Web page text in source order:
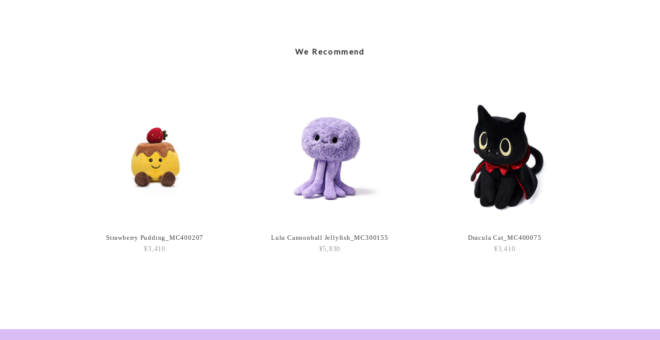
Jolly Gingerbread Fred Large (2023)_JGB2FT
Amuseables Peach_A6PEACH
Amuseable Croissant_A2CRON
We Recommend
Strawberry Pudding_MC400207
¥3,410
Lulu Cannonball Jellyfish_MC300155
¥5,830
Dracula Cat_MC400075
¥3,410